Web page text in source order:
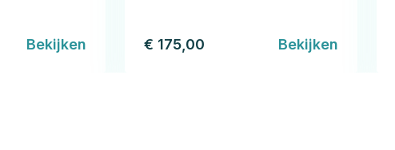
Bekijken € 175,00 Bekijken